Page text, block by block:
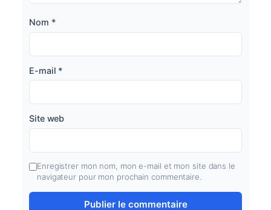
Nom *
E-mail *
Site web
Enregistrer mon nom, mon e-mail et mon site dans le
navigateur pour mon prochain commentaire.